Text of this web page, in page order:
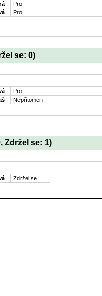
:
Pro
: Pro
se: 0)
:
Pro
: Nepřítomen
Zdržel se: 1)
: Zdržel se